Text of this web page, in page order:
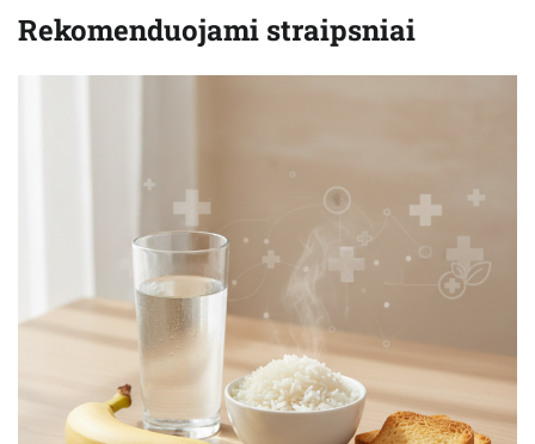
Rekomenduojami straipsniai